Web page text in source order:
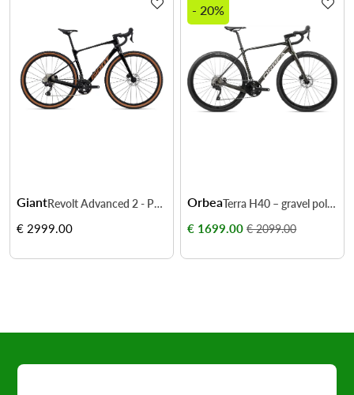
Giant Revolt Advanced 2 - Performance et adaptabilité sur tous les terrains
€ 2999.00
Orbea Terra H40 – gravel polyvalent pour routes et chemins
€ 1699.00 € 2099.00
- 20%